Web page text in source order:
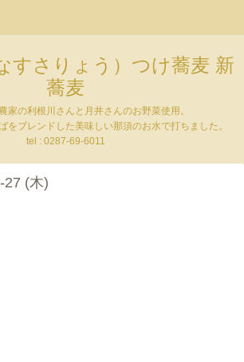
すさりょう）つけ蕎麦 新
蕎麦
家の利根川さんと月井さんのお野菜使用。
をブレンドした美味しい那須のお水で打ちました。
tel : 0287-69-6011
27 (木)